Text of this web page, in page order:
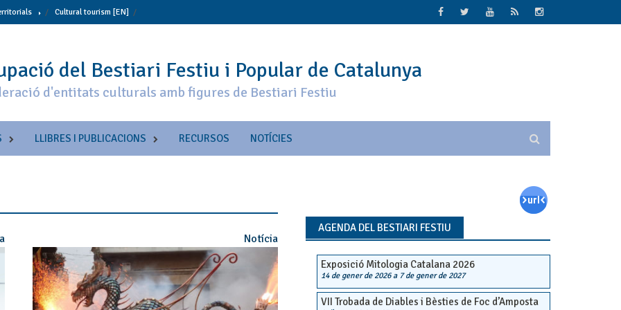
Cultural tourism [EN]
del Bestiari Festiu i Popular de Catalunya
d'entitats culturals amb figures de Bestiari Festiu
LLIBRES I PUBLICACIONS RECURSOS NOTÍCIES
Notícia
AGENDA DEL BESTIARI FESTIU
Exposició Mitologia Catalana 2026
14 de gener de 2026a 7 de gener de 2027
VII Trobada de Diables i Bèsties de Foc d’Amposta